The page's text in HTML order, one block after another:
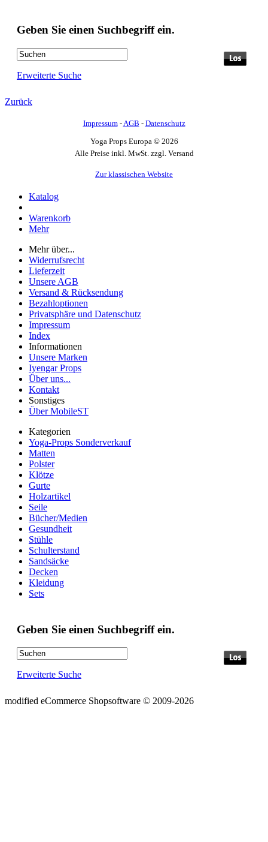
Geben Sie einen Suchbegriff ein.
Erweiterte Suche
Zurück
Impressum-AGB - Datenschutz
Yoga Props Europa © 2026
Alle Preise inkl. MwSt. zzgl. Versand
Zur klassischen Website
Katalog
Warenkorb
Mehr
Mehr über...
Widerrufsrecht
Lieferzeit
Unsere AGB
Versand & Rücksendung
Bezahloptionen
Privatsphäre und Datenschutz
Impressum
Index
Informationen
Unsere Marken
Iyengar Props
Über uns...
Kontakt
Sonstiges
Über MobileST
Kategorien
Yoga-Props Sonderverkauf
Matten
Polster
Klötze
Gurte
Holzartikel
Seile
Bücher/Medien
Gesundheit
Stühle
Schulterstand
Sandsäcke
Decken
Kleidung
Sets
Geben Sie einen Suchbegriff ein.
Erweiterte Suche
modified eCommerce Shopsoftware © 2009-2026